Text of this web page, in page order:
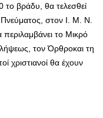
το βράδυ, θα τελεσθεί
Πνεύματος, στον Ι. Μ. Ν.
το Μικρό
τον Όρθροκαι τη
χριστιανοί θα έχουν